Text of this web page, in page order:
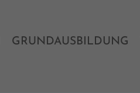
GRUNDAUSBILDUNG